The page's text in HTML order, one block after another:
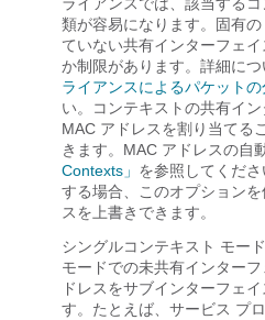
類が容易になります。固有
ていない共有インターフェ
か制限があります。詳細につ
ライアンスによるパケットの
い。コンテキストの共有イ
MAC アドレスを割り当てる
きます。MAC アドレスの自
Contexts」 を参照してくだ
する場合、このオプション
スを上書きできます。
シングルコンテキスト モー
モードでの未共有インター
ドレスをサブインターフェ
す。たとえば、サービス プ